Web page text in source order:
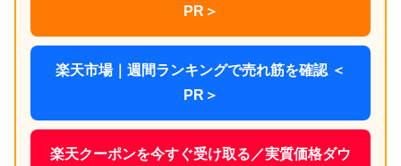
PR＞
楽天市場｜週間ランキングで売れ筋を確認 ＜
PR＞
楽天クーポンを今すぐ受け取る／実質価格ダウ